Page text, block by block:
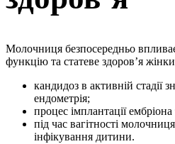
Молочниця безпосередньо
функцію та статеве здоров’я
кандидоз в активній стадії
ендометрія;
процес імплантації
під час вагітності
інфікування дитини.